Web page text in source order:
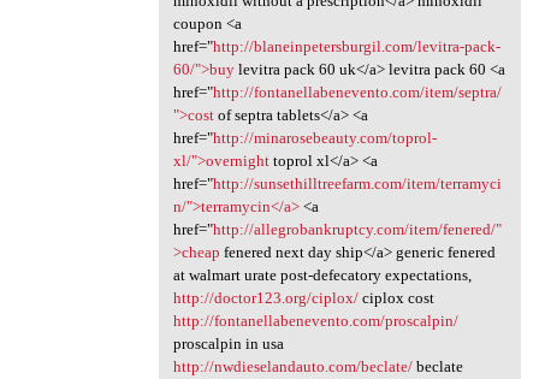
coupon <a
href="http://blaneinpetersburgil.com/levitra-pack-
60/">buylevitra pack 60 uk</a> levitra pack 60 <a
href="http://fontanellabenevento.com/item/septra/
">costof septra tablets</a> <a
href="http://minarosebeauty.com/toprol-
xl/">overnighttoprol xl</a> <a
href="http://sunsethilltreefarm.com/item/terramyci
n/">terramycin</a><a
href="http://allegrobankruptcy.com/item/fenered/"
>cheap fenered next day ship</a> generic fenered
at walmart urate post-defecatory expectations,
http://doctor123.org/ciplox/ciplox cost
http://fontanellabenevento.com/proscalpin/
proscalpin in usa
http://nwdieselandauto.com/beclate/beclate